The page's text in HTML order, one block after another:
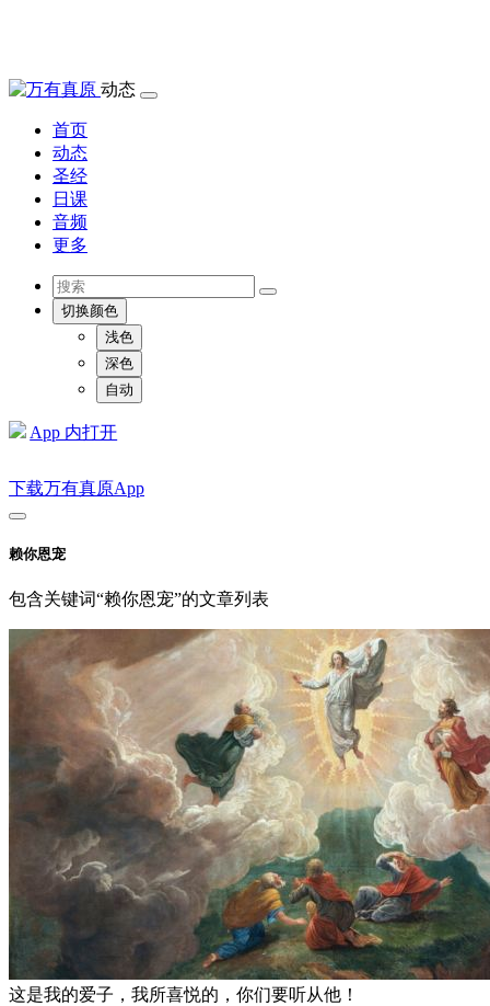
动态
首页
动态
圣经
日课
音频
更多
切换颜色
浅色
深色
自动
App 内打开
下载万有真原App
赖你恩宠
包含关键词“赖你恩宠”的文章列表
这是我的爱子，我所喜悦的，你们要听从他！